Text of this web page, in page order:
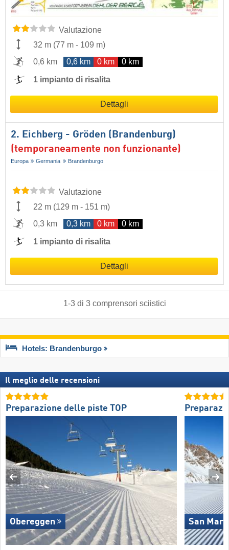
Valutazione
32 m (77 m - 109 m)
0,6 km
0,6 km 0 km 0 km
1 impianto di risalita
Dettagli
2. Eichberg - Gröden (Brandenburg)
(temporaneamente non funzionante)
Europa Germania Brandenburgo
Valutazione
22 m (129 m - 151 m)
0,3 km
0,3 km 0 km 0 km
1 impianto di risalita
Dettagli
1-3di 3 comprensori sciistici
Hotels: Brandenburgo
Il meglio delle recensioni
Preparazione delle piste TOP
Obereggen San